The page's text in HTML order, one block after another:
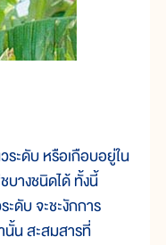
ดับ หรือเกือบอยู่ใน
บางชนิดได้ ทั้งนี้
ดับ จะชะงักการ
นั้น สะสมสารที่